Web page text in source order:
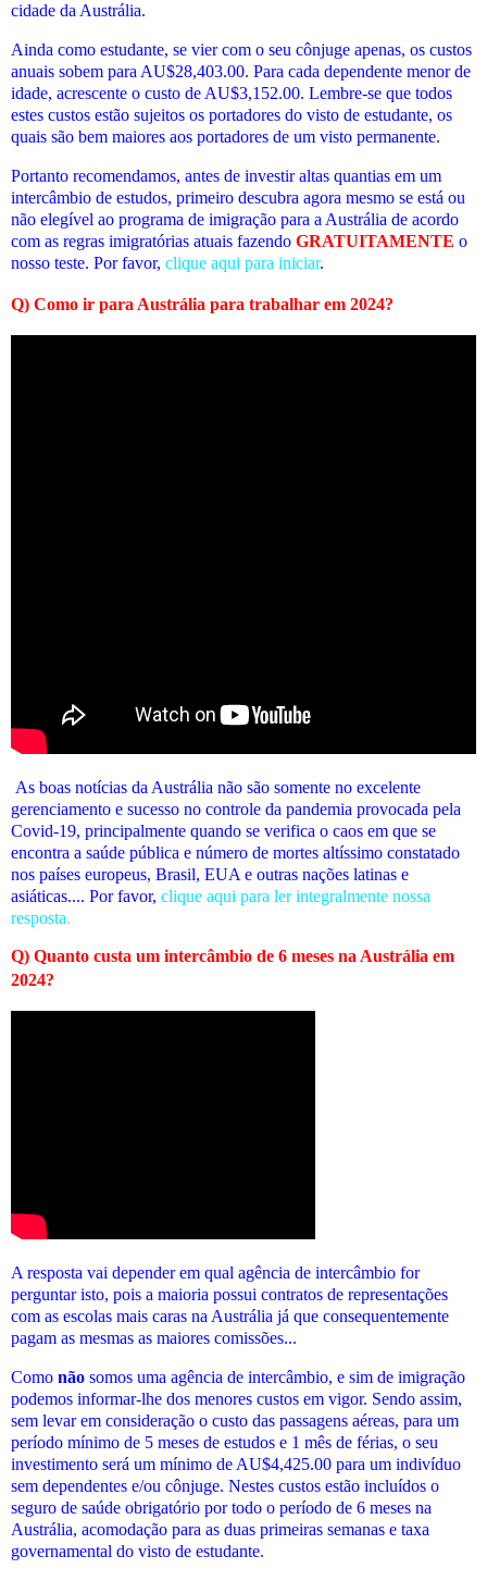
cidade da Austrália.
Ainda como estudante, se vier com o seu cônjuge apenas, os custos
anuais sobem para AU$28,403.00. Para cada dependente menor de
idade, acrescente o custo de AU$3,152.00. Lembre-se que todos
estes custos estão sujeitos os portadores do visto de estudante, os
quais são bem maiores aos portadores de um visto permanente.
Portanto recomendamos, antes de investir altas quantias em um
intercâmbio de estudos, primeiro descubra agora mesmo se está ou
não elegível ao programa de imigração para a Austrália de acordo
com as regras imigratórias atuais fazendo GRATUITAMENTE o
nosso teste. Por favor, clique aqui para iniciar.
Q) Como ir para Austrália para trabalhar em 2024?
As boas notícias da Austrália não são somente no excelente
gerenciamento e sucesso no controle da pandemia provocada pela
Covid-19, principalmente quando se verifica o caos em que se
encontra a saúde pública e número de mortes altíssimo constatado
nos países europeus, Brasil, EUA e outras nações latinas e
asiáticas.... Por favor, clique aqui para ler integralmente nossa
resposta.
Q) Quanto custa um intercâmbio de 6 meses na Austrália em
2024?
A resposta vai depender em qual agência de intercâmbio for
perguntar isto, pois a maioria possui contratos de representações
com as escolas mais caras na Austrália já que consequentemente
pagam as mesmas as maiores comissões...
Como não somos uma agência de intercâmbio, e sim de imigração
podemos informar-lhe dos menores custos em vigor. Sendo assim,
sem levar em consideração o custo das passagens aéreas, para um
período mínimo de 5 meses de estudos e 1 mês de férias, o seu
investimento será um mínimo de AU$4,425.00 para um indivíduo
sem dependentes e/ou cônjuge. Nestes custos estão incluídos o
seguro de saúde obrigatório por todo o período de 6 meses na
Austrália, acomodação para as duas primeiras semanas e taxa
governamental do visto de estudante.